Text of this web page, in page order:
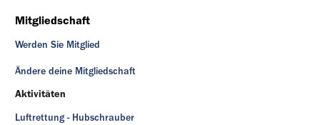
Mitgliedschaft
Werden Sie Mitglied
Ändere deine Mitgliedschaft
Aktivitäten
Luftrettung - Hubschrauber